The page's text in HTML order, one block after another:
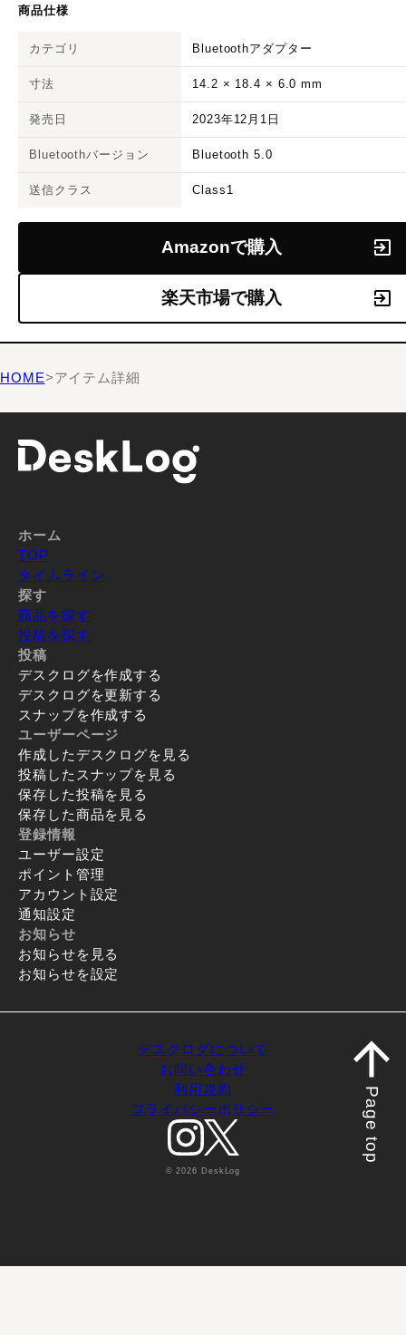
商品仕様
カテゴリ Bluetoothアダプター
寸法 14.2 × 18.4 × 6.0 mm
発売日 2023年12月1日
Bluetoothバージョン Bluetooth 5.0
送信クラス Class1
Amazonで購入
楽天市場で購入
HOME>アイテム詳細
ホーム
TOP
タイムライン
探す
商品を探す
投稿を探す
投稿
デスクログを作成する
デスクログを更新する
スナップを作成する
ユーザーページ
作成したデスクログを見る
投稿したスナップを見る
保存した投稿を見る
保存した商品を見る
登録情報
ユーザー設定
ポイント管理
アカウント設定
通知設定
お知らせ
お知らせを見る
お知らせを設定
デスクログについて
お問い合わせ
利用規約
プライバシーポリシー
© 2026 DeskLog
Page top